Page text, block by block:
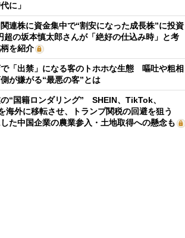
に」
連株に資金集中で“割安になった成長株”に投資
の坂本慎太郎さんが「絶好の仕込み時」と考
を紹介
「出禁」になる客のトホホな生態 嘔吐や粗相
が嫌がる“最悪の客”とは
“国籍ロンダリング” SHEIN、TikTok、
海外に移転させ、トランプ関税の回避を狙う
た中国企業の農業参入・土地取得への懸念も